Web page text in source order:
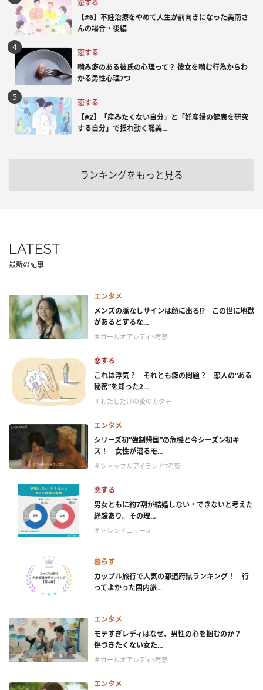
恋する
【#6】不妊治療をやめて人生が前向きになった美南さ
んの場合・後編
恋する
噛み癖のある彼氏の心理って？ 彼女を噛む行為からわ
かる男性心理7つ
恋する
【#2】「産みたくない自分」と「妊産婦の健康を研究
する自分」で揺れ動く聡美...
ランキングをもっと見る
LATEST
最新の記事
エンタメ
メンズの脈なしサインは顔に出る!? この世に地獄
があるとするな...
＃ガールオアレディ3考察
恋する
これは浮気？ それとも癖の問題？ 恋人の“ある
秘密”を知った2...
＃わたしだけの愛のカタチ
エンタメ
シリーズ初“強制帰国”の危機と今シーズン初キ
ス！ 女性が沼るモ...
＃シャッフルアイランド7考察
恋する
男女ともに約7割が結婚しない・できないと考えた
経験あり。その理...
＃トレンドニュース
暮らす
カップル旅行で人気の都道府県ランキング！ 行
ってよかった国内旅...
エンタメ
モテすぎレディはなぜ、男性の心を掴むのか？
傷つきたくない女た...
＃ガールオアレディ3考察
エンタメ